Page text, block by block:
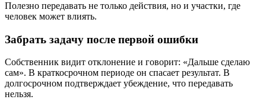
Полезно передавать не только действия, но и участки, где
человек может влиять.
Забрать задачу после первой ошибки
Собственник видит отклонение и говорит: «Дальше сделаю
сам». В краткосрочном периоде он спасает результат. В
долгосрочном подтверждает убеждение, что передавать
нельзя.